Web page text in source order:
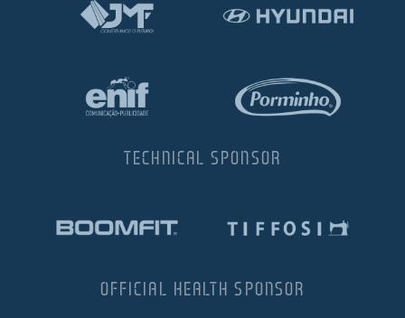
TECHNICAL SPONSOR
OFFICIAL HEALTH SPONSOR